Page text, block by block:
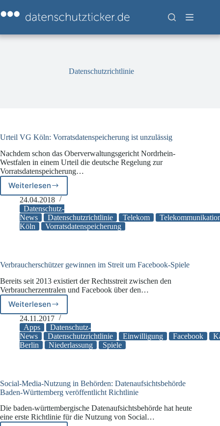
Inhalt
springen
Datenschutzrichtlinie
Urteil VG Köln: Vorratsdatenspeicherung ist unzulässig
Nachdem schon das Oberverwaltungsgericht Nordrhein-
Westfalen in einem Urteil die deutsche Regelung zur
Vorratsdatenspeicherung…
Weiterlesen
Urteil
VG
Köln:
Vorratsdatenspeicherung
ist
24.04.2018
Datenschutz-
News
Datenschutzrichtlinie Telekom
Köln
Vorratsdatenspeicherung
Verbraucherschützer gewinnen im Streit um Facebook-Spiele
Bereits seit 2013 existiert der Rechtsstreit zwischen den
Verbraucherzentralen und Facebook über den…
WeiterlesenVerbraucherschützer
gewinnen
im
Streit
um
24.11.2017
Apps
Datenschutz-
News
Datenschutzrichtlinie Einwilligung Facebook
Berlin
Niederlassung Spiele
Social-Media-Nutzung in Behörden: Datenaufsichtsbehörde
Baden-Württemberg veröffentlicht Richtlinie
Die baden-württembergische Datenaufsichtsbehörde hat heute
eine erste Richtlinie für die Nutzung von Social…